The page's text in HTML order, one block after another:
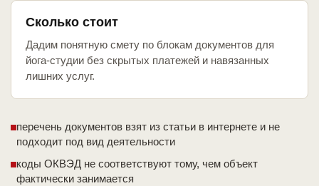
Сколько стоит
Дадим понятную смету по блокам документов для
йога-студии без скрытых платежей и навязанных
лишних услуг.
перечень документов взят из статьи в интернете и не
подходит под вид деятельности
коды ОКВЭД не соответствуют тому, чем объект
фактически занимается